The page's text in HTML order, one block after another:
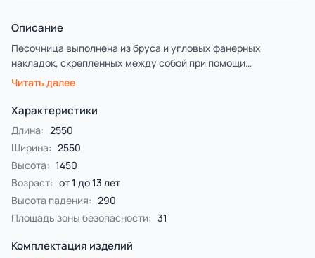
Описание
Песочница выполнена из бруса и угловых фанерных
накладок, скрепленных между собой при помощи
металлических закладных стоек. В углу песочницы, внутри,
художественным оформлением.
Читать далее
Характеристики
Длина: 2550
Ширина: 2550
Высота: 1450
Возраст: от 1 до 13 лет
Высота падения: 290
Площадь зоны безопасности: 31
Комплектация изделий